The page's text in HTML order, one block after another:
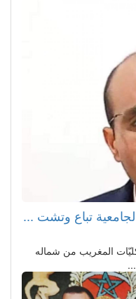
تباع وتشت ...
المغريب من شماله